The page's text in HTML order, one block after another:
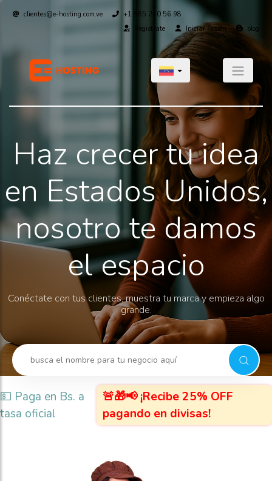
clientes@e-hosting.com.ve
+1 985 240 56 98
Registrate
Iniciar Sesión blog
Haz crecer tu idea
en Estados Unidos,
nosotro te damos
el espacio
Conéctate con tus clientes, muestra tu marca y empieza algo
grande.
💵 Paga en Bs. a
tasa oficial
🚨🎁📢 ¡Recibe 25% OFF
pagando en divisas!